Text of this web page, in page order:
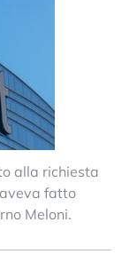
alla richiesta
fatto
Meloni.